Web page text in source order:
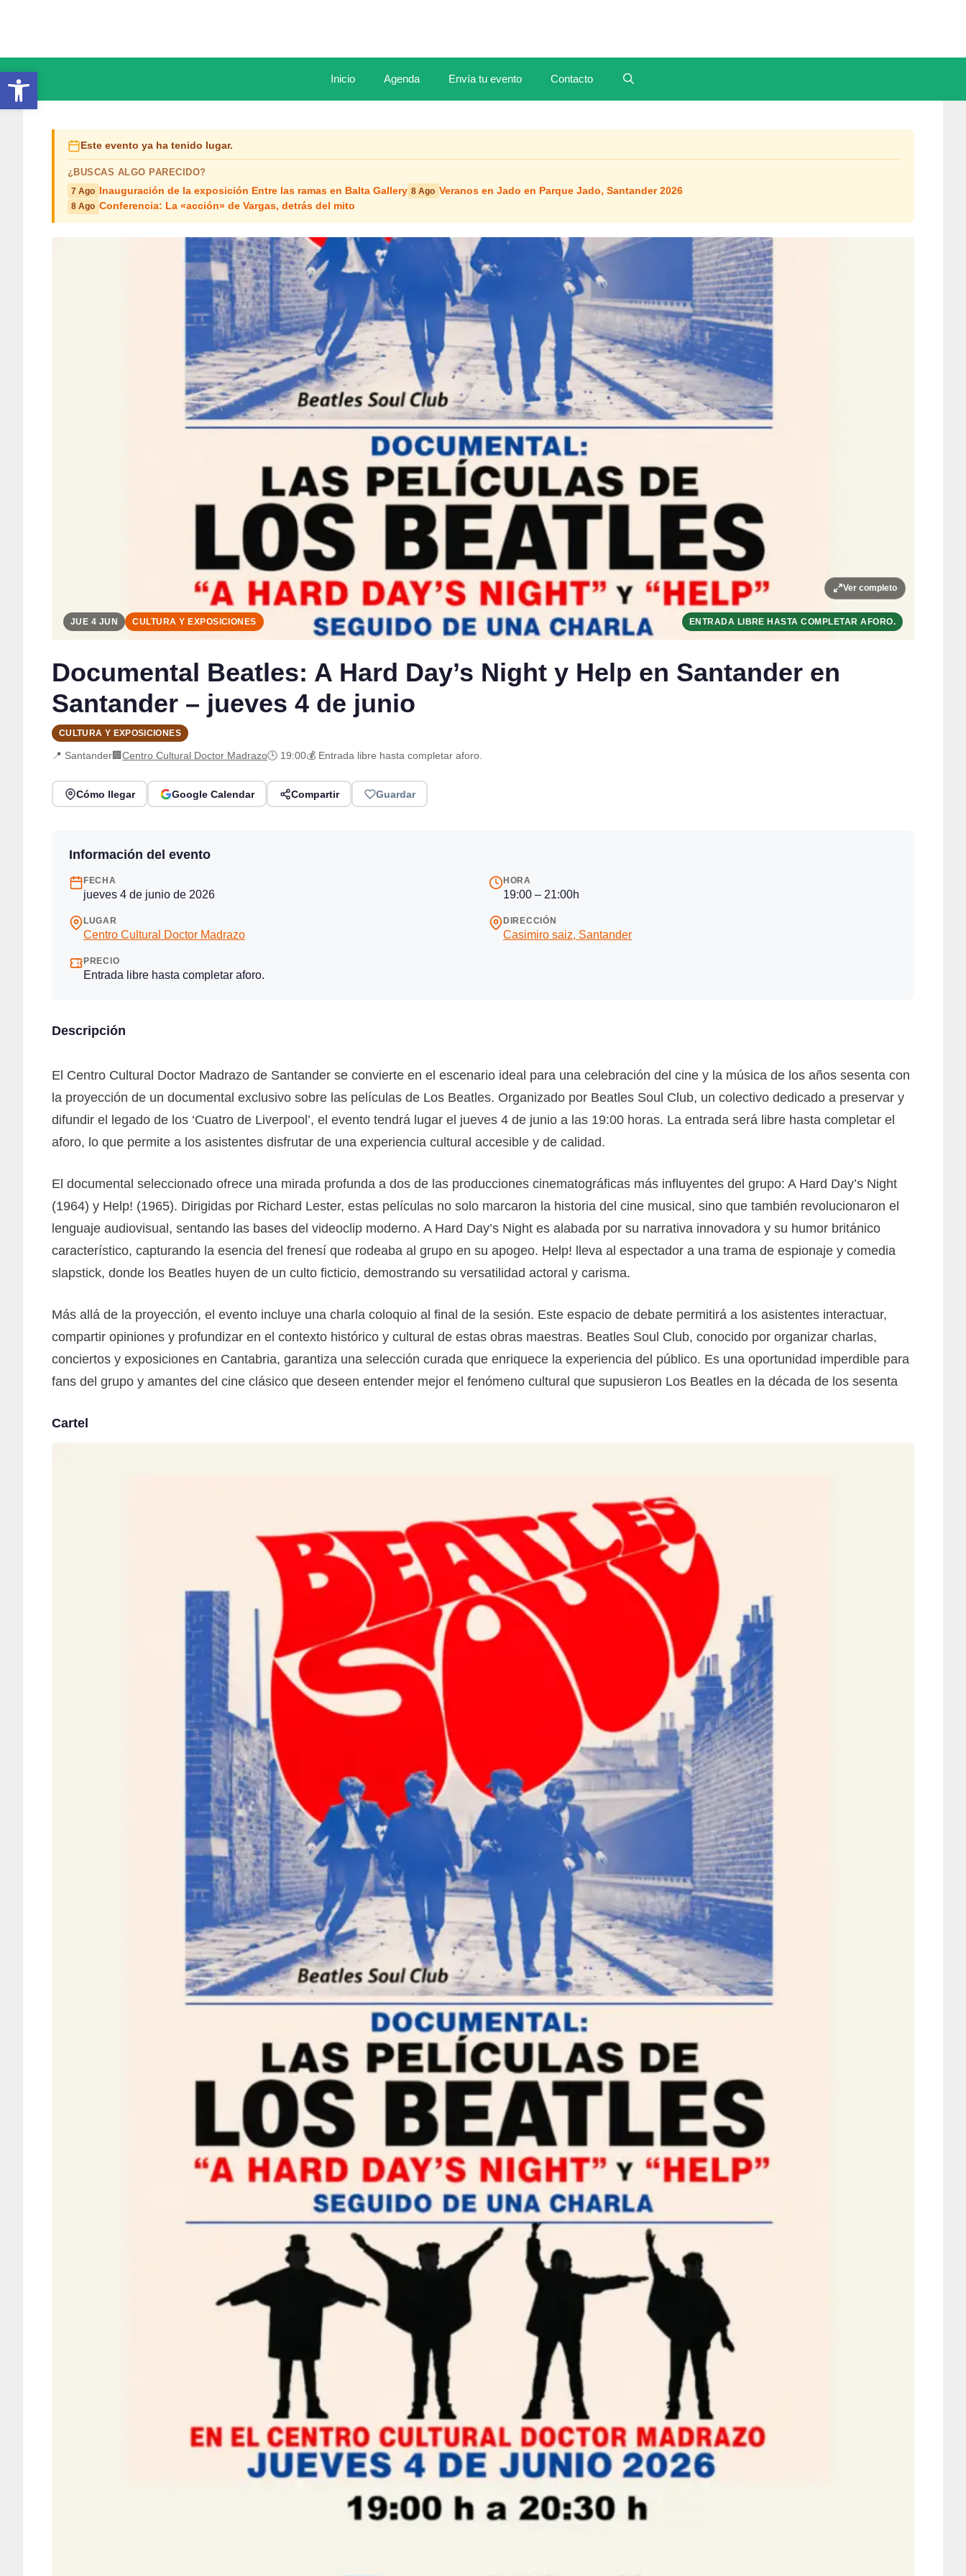
Abrir barra de herramientas Inicio Agenda Envía tu evento Contacto
Este evento ya ha tenido lugar.
¿BUSCAS ALGO PARECIDO?
7 Ago Inauguración de la exposición Entre las ramas en Balta Gallery 8 Ago Veranos en Jado en Parque Jado, Santander 2026
8 Ago Conferencia: La «acción» de Vargas, detrás del mito
Ver completo
JUE 4 JUN CULTURA Y EXPOSICIONES ENTRADA LIBRE HASTA COMPLETAR AFORO.
Documental Beatles: A Hard Day’s Night y Help en Santander en
Santander – jueves 4 de junio
CULTURA Y EXPOSICIONES
📍 Santander🏢Centro Cultural Doctor Madrazo🕒 19:00💰 Entrada libre hasta completar aforo.
Cómo llegar Google Calendar Compartir Guardar
Información del evento
FECHA
jueves 4 de junio de 2026
HORA
19:00 – 21:00h
LUGAR
Centro Cultural Doctor Madrazo
DIRECCIÓN
Casimiro saiz, Santander
PRECIO
Entrada libre hasta completar aforo.
Descripción
El Centro Cultural Doctor Madrazo de Santander se convierte en el escenario ideal para una celebración del cine y la música de los años sesenta con
la proyección de un documental exclusivo sobre las películas de Los Beatles. Organizado por Beatles Soul Club, un colectivo dedicado a preservar y
difundir el legado de los ‘Cuatro de Liverpool’, el evento tendrá lugar el jueves 4 de junio a las 19:00 horas. La entrada será libre hasta completar el
aforo, lo que permite a los asistentes disfrutar de una experiencia cultural accesible y de calidad.
El documental seleccionado ofrece una mirada profunda a dos de las producciones cinematográficas más influyentes del grupo: A Hard Day’s Night
(1964) y Help! (1965). Dirigidas por Richard Lester, estas películas no solo marcaron la historia del cine musical, sino que también revolucionaron el
lenguaje audiovisual, sentando las bases del videoclip moderno. A Hard Day’s Night es alabada por su narrativa innovadora y su humor británico
característico, capturando la esencia del frenesí que rodeaba al grupo en su apogeo. Help! lleva al espectador a una trama de espionaje y comedia
slapstick, donde los Beatles huyen de un culto ficticio, demostrando su versatilidad actoral y carisma.
Más allá de la proyección, el evento incluye una charla coloquio al final de la sesión. Este espacio de debate permitirá a los asistentes interactuar,
compartir opiniones y profundizar en el contexto histórico y cultural de estas obras maestras. Beatles Soul Club, conocido por organizar charlas,
conciertos y exposiciones en Cantabria, garantiza una selección curada que enriquece la experiencia del público. Es una oportunidad imperdible para
fans del grupo y amantes del cine clásico que deseen entender mejor el fenómeno cultural que supusieron Los Beatles en la década de los sesenta
Cartel